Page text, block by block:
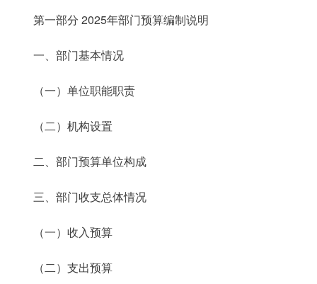
第一部分 2025年部门预算编制说明
一、部门基本情况
（一）单位职能职责
（二）机构设置
二、部门预算单位构成
三、部门收支总体情况
（一）收入预算
（二）支出预算